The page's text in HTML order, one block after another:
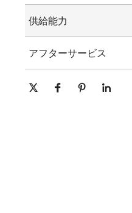
供給能力
アフターサービス